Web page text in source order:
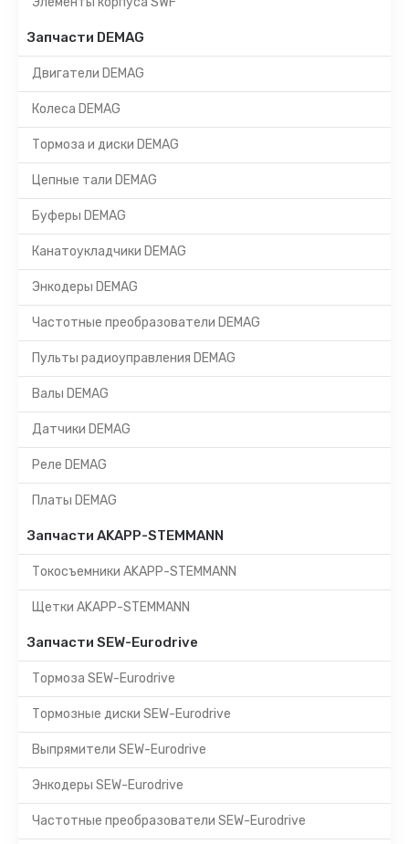
Запчасти DEMAG
Двигатели DEMAG
Колеса DEMAG
Тормоза и диски DEMAG
Цепные тали DEMAG
Буферы DEMAG
Канатоукладчики DEMAG
Энкодеры DEMAG
Частотные преобразователи DEMAG
Пульты радиоуправления DEMAG
Валы DEMAG
Датчики DEMAG
Реле DEMAG
Платы DEMAG
Запчасти AKAPP-STEMMANN
Токосъемники AKAPP-STEMMANN
Щетки AKAPP-STEMMANN
Запчасти SEW-Eurodrive
Тормоза SEW-Eurodrive
Тормозные диски SEW-Eurodrive
Выпрямители SEW-Eurodrive
Энкодеры SEW-Eurodrive
Частотные преобразователи SEW-Eurodrive